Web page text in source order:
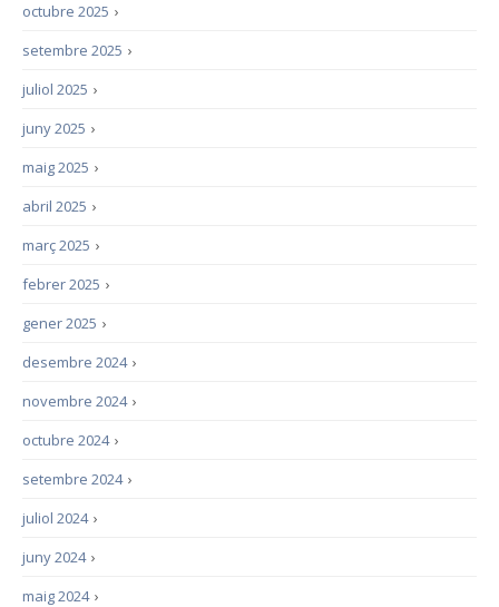
›
octubre 2025
›
setembre 2025
›
juliol 2025
›
juny 2025
›
maig 2025
›
abril 2025
›
març 2025
›
febrer 2025
›
gener 2025
›
desembre 2024
›
novembre 2024
›
octubre 2024
›
setembre 2024
›
juliol 2024
›
juny 2024
›
maig 2024